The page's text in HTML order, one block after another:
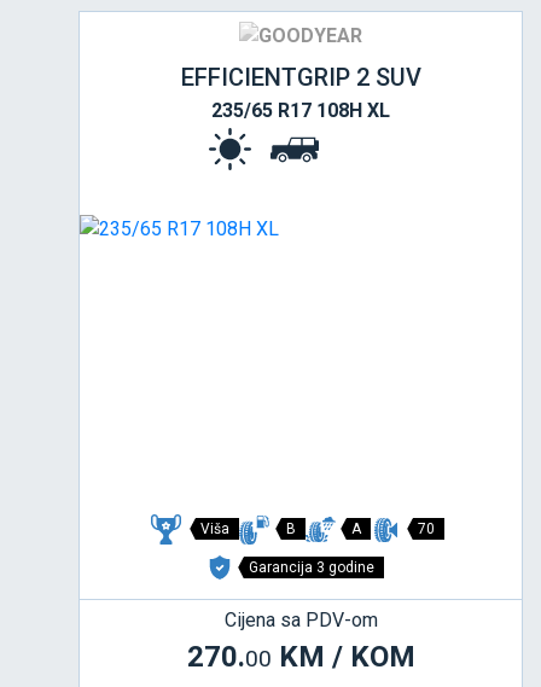
EFFICIENTGRIP 2 SUV
235/65 R17 108H XL
Viša B A 70
Garancija 3 godine
Cijena sa PDV-om
270.00 KM / KOM